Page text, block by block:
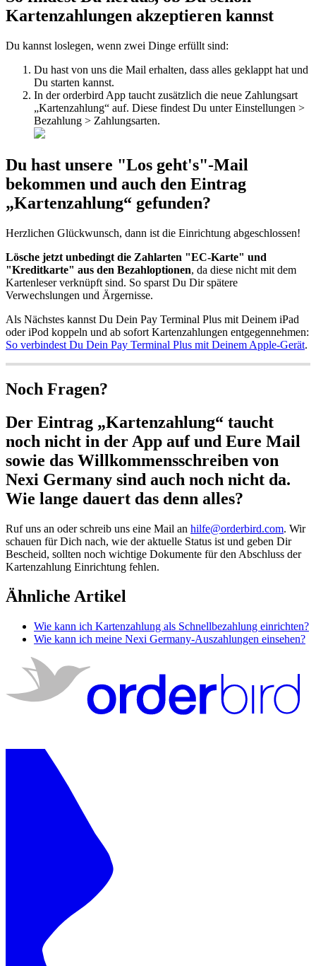
Kartenzahlungen akzeptieren kannst
Du kannst loslegen, wenn zwei Dinge erfüllt sind:
Du hast von uns die Mail erhalten, dass alles geklappt hat und
Du starten kannst.
In der orderbird App taucht zusätzlich die neue Zahlungsart
„Kartenzahlung“ auf. Diese findest Du unter Einstellungen >
Bezahlung > Zahlungsarten.
Du hast unsere "Los geht's"-Mail
bekommen und auch den Eintrag
„Kartenzahlung“ gefunden?
Herzlichen Glückwunsch, dann ist die Einrichtung abgeschlossen!
Lösche jetzt unbedingt die Zahlarten "EC-Karte" und
"Kreditkarte" aus den Bezahloptionen, da diese nicht mit dem
Kartenleser verknüpft sind. So sparst Du Dir spätere
Verwechslungen und Ärgernisse.
Als Nächstes kannst Du Dein Pay Terminal Plus mit Deinem iPad
oder iPod koppeln und ab sofort Kartenzahlungen entgegennehmen:
So verbindest Du Dein Pay Terminal Plus mit Deinem Apple-Gerät.
Noch Fragen?
Der Eintrag „Kartenzahlung“ taucht
noch nicht in der App auf und Eure Mail
sowie das Willkommensschreiben von
Nexi Germany sind auch noch nicht da.
Wie lange dauert das denn alles?
Ruf uns an oder schreib uns eine Mail an hilfe@orderbird.com. Wir
schauen für Dich nach, wie der aktuelle Status ist und geben Dir
Bescheid, sollten noch wichtige Dokumente für den Abschluss der
Kartenzahlung Einrichtung fehlen.
Ähnliche Artikel
Wie kann ich Kartenzahlung als Schnellbezahlung einrichten?
Wie kann ich meine Nexi Germany-Auszahlungen einsehen?